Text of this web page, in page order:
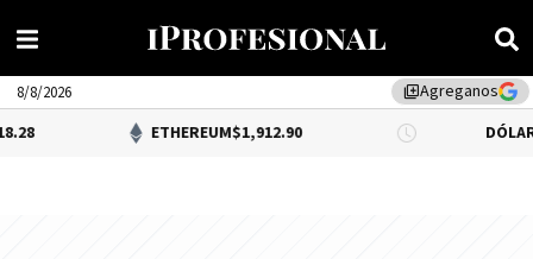
library_addAgreganos
8/8/2026
ETHEREUM $1,912.90 DÓLAR BNA